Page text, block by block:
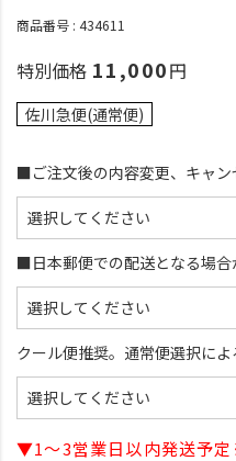
商品番号 434611
特別価格 11,000
佐川急便(通常便)
■ご注文後の内容変更、キャン
■日本郵便での配送となる場合
クール便推奨。通常便選択に
▼1～3営業日以内発送予